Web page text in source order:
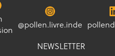
@pollen.livre.inde
NEWSLETTER